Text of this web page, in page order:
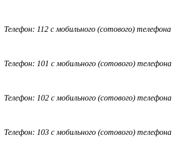
Телефон: 112 с мобильного (сотового) телефона
Телефон: 101 с мобильного (сотового) телефона
Телефон: 102 с мобильного (сотового) телефона
Телефон: 103 с мобильного (сотового) телефона